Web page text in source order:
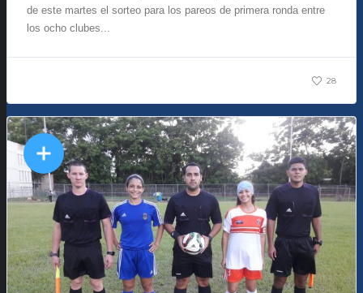
de este martes el sorteo para los pareos de primera ronda entre
los ocho clubes...
28